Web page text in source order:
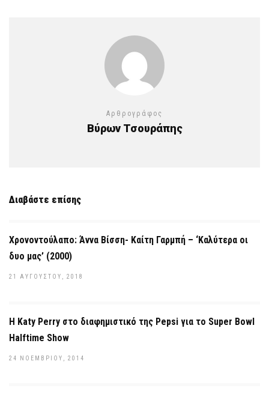
Αρθρογράφος
Βύρων Τσουράπης
Διαβάστε επίσης
Χρονοντούλαπο: Άννα Βίσση- Καίτη Γαρμπή – ‘Καλύτερα οι
δυο μας’ (2000)
21 ΑΥΓΟΎΣΤΟΥ, 2018
Η Katy Perry στο διαφημιστικό της Pepsi για το Super Bowl
Halftime Show
24 ΝΟΕΜΒΡΊΟΥ, 2014